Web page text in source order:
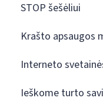
STOP šešėliui
Krašto apsaugos
Interneto
Ieškome turto